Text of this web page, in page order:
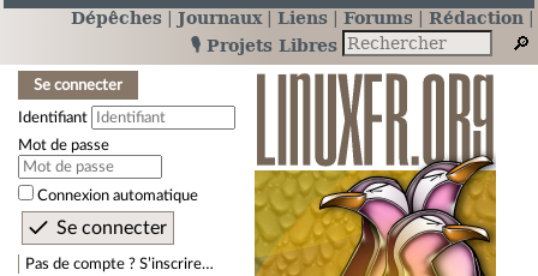
Dépêches Journaux Liens Forums
Rédaction
🎙️ Projets Libres
Se connecter
Identifiant
Mot de passe
Connexion automatique
Pas de compte ? S’inscrire…